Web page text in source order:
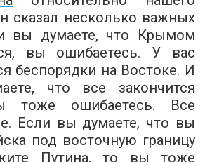
сказал несколько важных
вы думаете, что Крымом
вы ошибаетесь. У вас
беспорядки на Востоке. И
что все закончится
тоже ошибаетесь. Все
Если вы думаете, что вы
под восточную границу
Путина, то вы тоже